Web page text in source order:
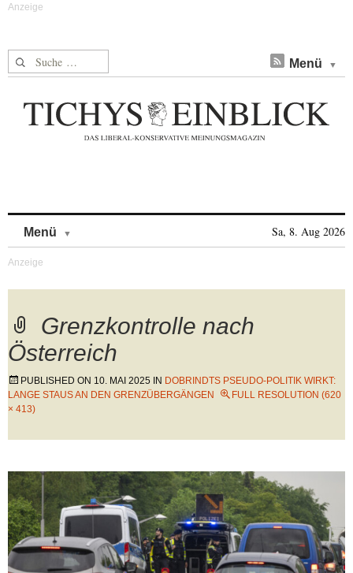
Suche nach: Menü
Menü Sa, 8. Aug 2026
Grenzkontrolle nach
Österreich
PUBLISHED ON 10. MAI 2025 IN DOBRINDTS PSEUDO-POLITIK WIRKT:
LANGE STAUS AN DEN GRENZÜBERGÄNGEN
FULL RESOLUTION (620
× 413)